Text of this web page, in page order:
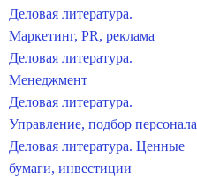
Деловая литература.
Маркетинг, PR, реклама
Деловая литература.
Менеджмент
Деловая литература.
Управление, подбор персонала
Деловая литература. Ценные
бумаги, инвестиции